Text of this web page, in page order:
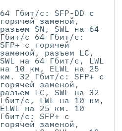
64 Гбит/c: SFP-DD с
горячей заменой,
разъем SN, SWL на 64
Гбит/с 64 Гбит/с:
SFP+ с горячей
заменой, разъем LC,
SWL на 64 Гбит/c, LWL
на 10 км, ELWL на 25
км. 32 Гбит/с: SFP+ с
горячей заменой,
разъем LC, SWL на 32
Гбит/с, LWL на 10 км,
ELWL на 25 км. 10
Гбит/с: SFP+ с
горячей заменой,